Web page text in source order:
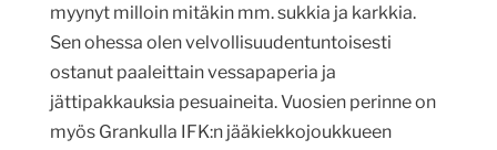
myynyt milloin mitäkin mm. sukkia ja karkkia.
Sen ohessa olen velvollisuudentuntoisesti
ostanut paaleittain vessapaperia ja
jättipakkauksia pesuaineita. Vuosien perinne on
myös Grankulla IFK:n jääkiekkojoukkueen